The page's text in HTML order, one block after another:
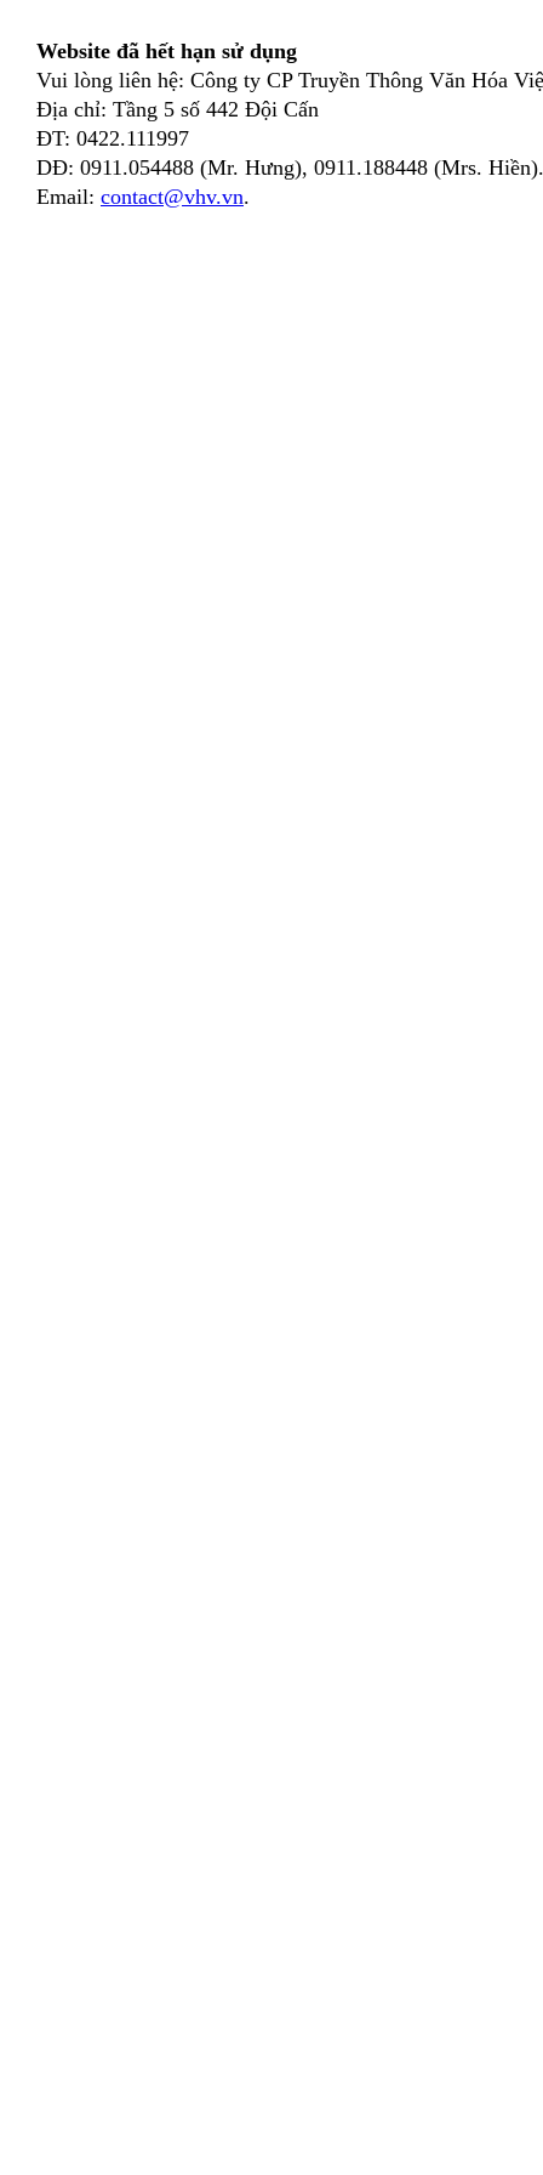
Website đã hết hạn sử dụng
Vui lòng liên hệ: Công ty CP Truyền Thông Văn Hóa
Địa chỉ: Tầng 5 số 442 Đội Cấn
ĐT: 0422.111997
DĐ: 0911.054488 (Mr. Hưng), 0911.188448 (Mrs. Hiền).
Email: contact@vhv.vn.